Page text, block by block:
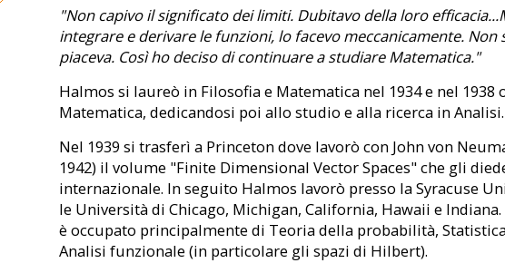
"Non capivo il significato dei limiti. Dubitavo della loro
integrare e derivare le funzioni, lo facevo meccanicamente. Non
piaceva. Così ho deciso di continuare a studiare Matematica."
Halmos si laureò in Filosofia e Matematica nel 1934 e nel 1938
Matematica, dedicandosi poi allo studio e alla ricerca in Analisi.
Nel 1939 si trasferì a Princeton dove lavorò con John von
1942) il volume "Finite Dimensional Vector Spaces" che gli
internazionale. In seguito Halmos lavorò presso la Syracuse
le Università di Chicago, Michigan, California, Hawaii e
è occupato principalmente di Teoria della probabilità,
Analisi funzionale (in particolare gli spazi di Hilbert).